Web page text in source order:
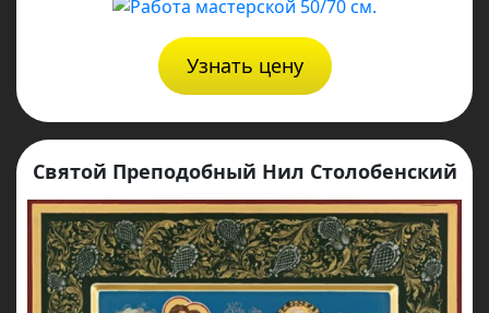
Узнать цену
Святой Преподобный Нил Столобенский